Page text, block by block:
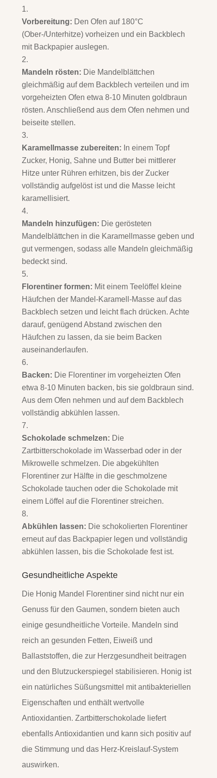
Vorbereitung: Den Ofen auf 180°C
(Ober-/Unterhitze) vorheizen und ein Backblech
mit Backpapier auslegen.
Mandeln rösten: Die Mandelblättchen
gleichmäßig auf dem Backblech verteilen und im
vorgeheizten Ofen etwa 8-10 Minuten goldbraun
rösten. Anschließend aus dem Ofen nehmen und
beiseite stellen.
Karamellmasse zubereiten: In einem Topf
Zucker, Honig, Sahne und Butter bei mittlerer
Hitze unter Rühren erhitzen, bis der Zucker
vollständig aufgelöst ist und die Masse leicht
karamellisiert.
Mandeln hinzufügen: Die gerösteten
Mandelblättchen in die Karamellmasse geben und
gut vermengen, sodass alle Mandeln gleichmäßig
bedeckt sind.
Florentiner formen: Mit einem Teelöffel kleine
Häufchen der Mandel-Karamell-Masse auf das
Backblech setzen und leicht flach drücken. Achte
darauf, genügend Abstand zwischen den
Häufchen zu lassen, da sie beim Backen
auseinanderlaufen.
Backen: Die Florentiner im vorgeheizten Ofen
etwa 8-10 Minuten backen, bis sie goldbraun sind.
Aus dem Ofen nehmen und auf dem Backblech
vollständig abkühlen lassen.
Schokolade schmelzen: Die
Zartbitterschokolade im Wasserbad oder in der
Mikrowelle schmelzen. Die abgekühlten
Florentiner zur Hälfte in die geschmolzene
Schokolade tauchen oder die Schokolade mit
einem Löffel auf die Florentiner streichen.
Abkühlen lassen: Die schokolierten Florentiner
erneut auf das Backpapier legen und vollständig
abkühlen lassen, bis die Schokolade fest ist.
Gesundheitliche Aspekte
Die Honig Mandel Florentiner sind nicht nur ein
Genuss für den Gaumen, sondern bieten auch
einige gesundheitliche Vorteile. Mandeln sind
reich an gesunden Fetten, Eiweiß und
Ballaststoffen, die zur Herzgesundheit beitragen
und den Blutzuckerspiegel stabilisieren. Honig ist
ein natürliches Süßungsmittel mit antibakteriellen
Eigenschaften und enthält wertvolle
Antioxidantien. Zartbitterschokolade liefert
ebenfalls Antioxidantien und kann sich positiv auf
die Stimmung und das Herz-Kreislauf-System
auswirken.